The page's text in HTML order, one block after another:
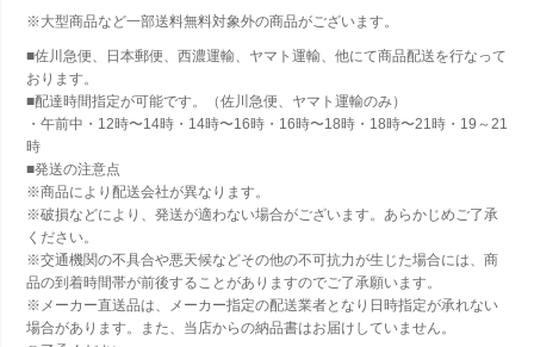
※大型商品など一部送料無料対象外の商品がございます。
■佐川急便、日本郵便、西濃運輸、ヤマト運輸、他にて商品配送を行なって
おります。
■配達時間指定が可能です。（佐川急便、ヤマト運輸のみ）
・午前中・12時〜14時・14時〜16時・16時〜18時・18時〜21時・19～21
時
■発送の注意点
※商品により配送会社が異なります。
※破損などにより、発送が適わない場合がございます。あらかじめご了承
ください。
※交通機関の不具合や悪天候などその他の不可抗力が生じた場合には、商
品の到着時間帯が前後することがありますのでご了承願います。
※メーカー直送品は、メーカー指定の配送業者となり日時指定が承れない
場合があります。また、当店からの納品書はお届けしていません。